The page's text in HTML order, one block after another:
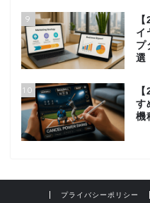
9
イ
プ
選
10
す
機
プライバシーポリシー